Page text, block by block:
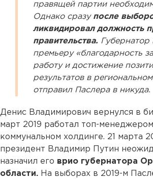
правящей партии
Однако сразу после
ликвидировал должность
правительства. Губернатор
премьеру «благодарность
работу и достижение
результатов в
отправил Паслера в никуда.
Денис Владимирович вернулся в
март 2019 работал топ-
коммунальном холдинге. 21 марта
президент Владимир Путин
назначил его врио губернатора
области. На выборах в 2019-м